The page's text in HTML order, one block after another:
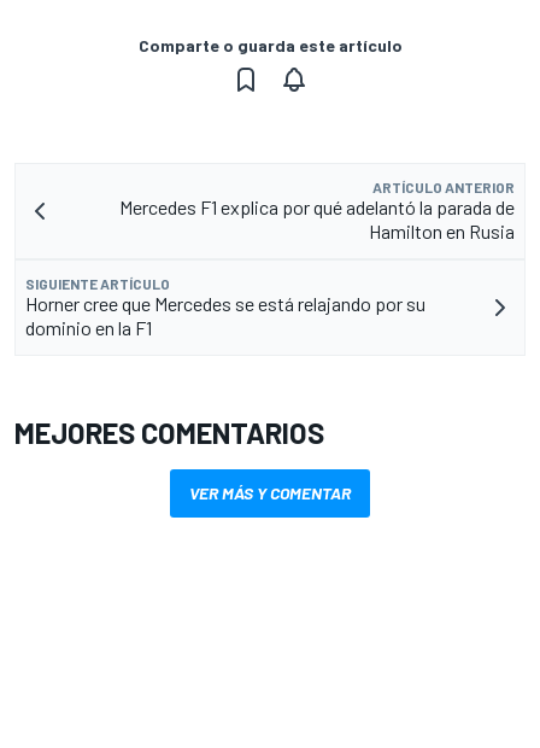
Comparte o guarda este artículo
ARTÍCULO ANTERIOR
Mercedes F1 explica por qué adelantó la parada de
Hamilton en Rusia
SIGUIENTE ARTÍCULO
Horner cree que Mercedes se está relajando por su
dominio en la F1
MEJORES COMENTARIOS
VER MÁS Y COMENTAR